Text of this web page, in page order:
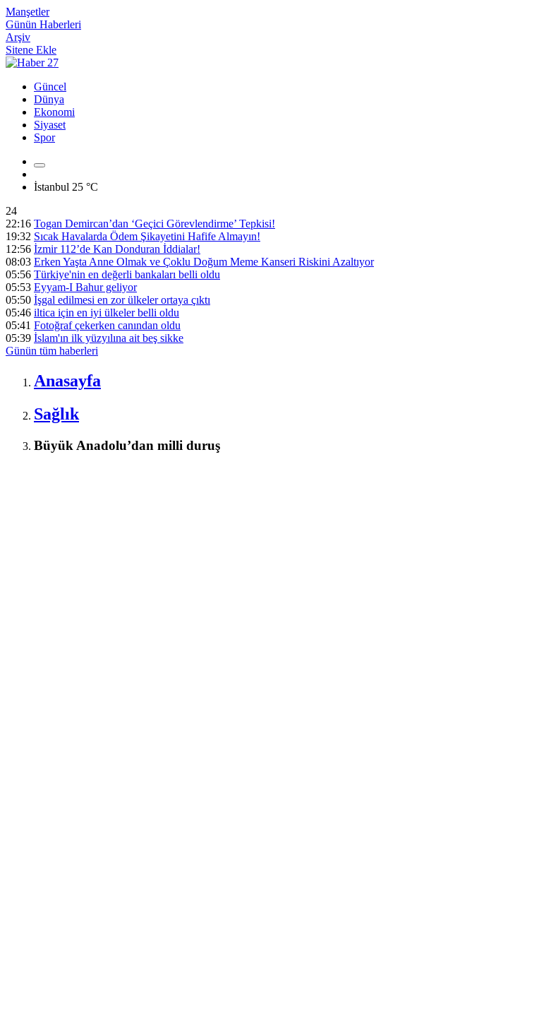
Manşetler
Günün Haberleri
Arşiv
Sitene Ekle
Güncel
Dünya
Ekonomi
Siyaset
Spor
İstanbul 25 °C
24
22:16 Togan Demircan’dan ‘Geçici Görevlendirme’ Tepkisi!
19:32 Sıcak Havalarda Ödem Şikayetini Hafife Almayın!
12:56 İzmir 112’de Kan Donduran İddialar!
08:03 Erken Yaşta Anne Olmak ve Çoklu Doğum Meme Kanseri Riskini Azaltıyor
05:56 Türkiye'nin en değerli bankaları belli oldu
05:53 Eyyam-I Bahur geliyor
05:50 İşgal edilmesi en zor ülkeler ortaya çıktı
05:46 iltica için en iyi ülkeler belli oldu
05:41 Fotoğraf çekerken canından oldu
05:39 İslam'ın ilk yüzyılına ait beş sikke
Günün tüm haberleri
Anasayfa
Sağlık
Büyük Anadolu’dan milli duruş